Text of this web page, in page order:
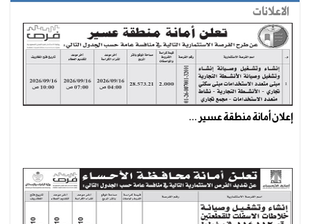
الاعلانات
إعلان أمانة منطقة عسير ...